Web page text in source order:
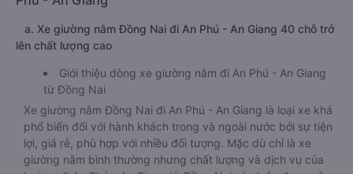
20:00 đến 20:30 bởi 2 nhà xe: Quang Huy vận hành.
1. Giới thiệu các dòng xe giường nằm Đồng Nai An
Phú - An Giang
a. Xe giường nằm Đồng Nai đi An Phú - An Giang 40 chỗ trở
lên chất lượng cao
Giới thiệu dòng xe giường nằm đi An Phú - An Giang
từ Đồng Nai
Xe giường nằm Đồng Nai đi An Phú - An Giang là loại xe khá